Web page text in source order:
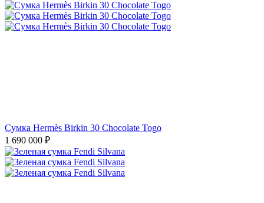
Сумка Hermès Birkin 30 Chocolate Togo
1 690 000 ₽